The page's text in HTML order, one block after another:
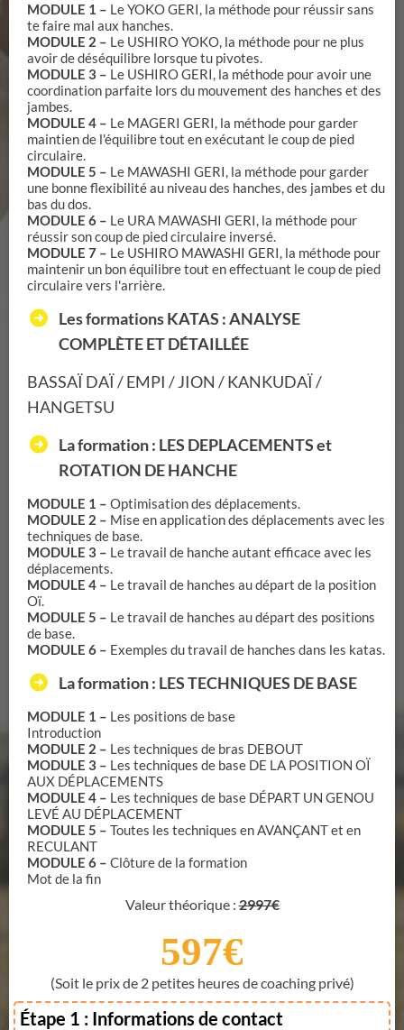
Étape 1 : Informations de contact
MODULE 1 – Le YOKO GERI, la méthode pour réussir sans
te faire mal aux hanches.
MODULE 2 – Le USHIRO YOKO, la méthode pour ne plus
avoir de déséquilibre lorsque tu pivotes.
MODULE 3 – Le USHIRO GERI, la méthode pour avoir une
coordination parfaite lors du mouvement des hanches et des
jambes.
MODULE 4 – Le MAGERI GERI, la méthode pour garder
maintien de l'équilibre tout en exécutant le coup de pied
circulaire.
MODULE 5 – Le MAWASHI GERI, la méthode pour garder
une bonne flexibilité au niveau des hanches, des jambes et du
bas du dos.
MODULE 6 – Le URA MAWASHI GERI, la méthode pour
réussir son coup de pied circulaire inversé.
MODULE 7 – Le USHIRO MAWASHI GERI, la méthode pour
maintenir un bon équilibre tout en effectuant le coup de pied
circulaire vers l'arrière.
Les formations KATAS : ANALYSE
COMPLÈTE ET DÉTAILLÉE
BASSAÏ DAÏ / EMPI / JION / KANKUDAÏ /
HANGETSU
La formation : LES DEPLACEMENTS et
ROTATION DE HANCHE
MODULE 1 – Optimisation des déplacements.
MODULE 2 – Mise en application des déplacements avec les
techniques de base.
MODULE 3 – Le travail de hanche autant efficace avec les
déplacements.
MODULE 4 – Le travail de hanches au départ de la position
Oï.
MODULE 5 – Le travail de hanches au départ des positions
de base.
MODULE 6 – Exemples du travail de hanches dans les katas.
La formation : LES TECHNIQUES DE BASE
MODULE 1 – Les positions de base
Introduction
MODULE 2 – Les techniques de bras DEBOUT
MODULE 3 – Les techniques de base DE LA POSITION OÏ
AUX DÉPLACEMENTS
MODULE 4 – Les techniques de base DÉPART UN GENOU
LEVÉ AU DÉPLACEMENT
MODULE 5 – Toutes les techniques en AVANÇANT et en
RECULANT
MODULE 6 – Clôture de la formation
Mot de la fin
Valeur théorique :2997€
597€
(Soit le prix de 2 petites heures de coaching privé)